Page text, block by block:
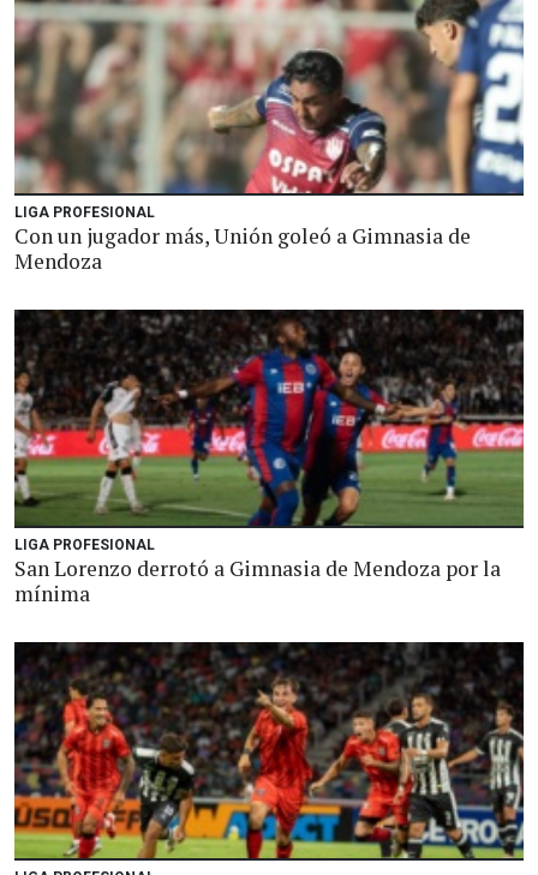
LIGA PROFESIONAL
Con un jugador más, Unión goleó a Gimnasia de
Mendoza
LIGA PROFESIONAL
San Lorenzo derrotó a Gimnasia de Mendoza por la
mínima